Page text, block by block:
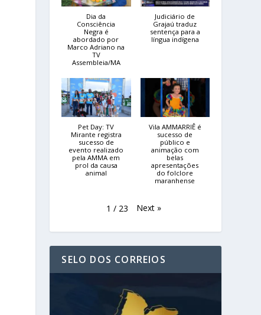
Dia da
Consciência
Negra é
abordado por
Marco Adriano na
TV
Assembleia/MA
Judiciário de
Grajaú traduz
sentença para a
língua indígena
Pet Day: TV
Mirante registra
sucesso de
evento realizado
pela AMMA em
prol da causa
animal
Vila AMMARRIÊ é
sucesso de
público e
animação com
belas
apresentações
do folclore
maranhense
1 / 23 Next »
SELO DOS CORREIOS